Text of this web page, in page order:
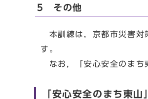
5 その他
本訓練は，京都市災害対
す。
なお，「安心安全のまち
「安心安全のまち東